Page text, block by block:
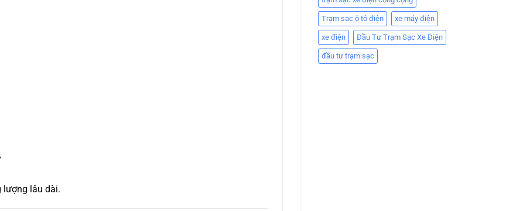
lâu dài.
Trạm sạc ô tô điện xe máy điện
xe điện Đầu Tư Trạm Sạc Xe Điện
đầu tư trạm sạc